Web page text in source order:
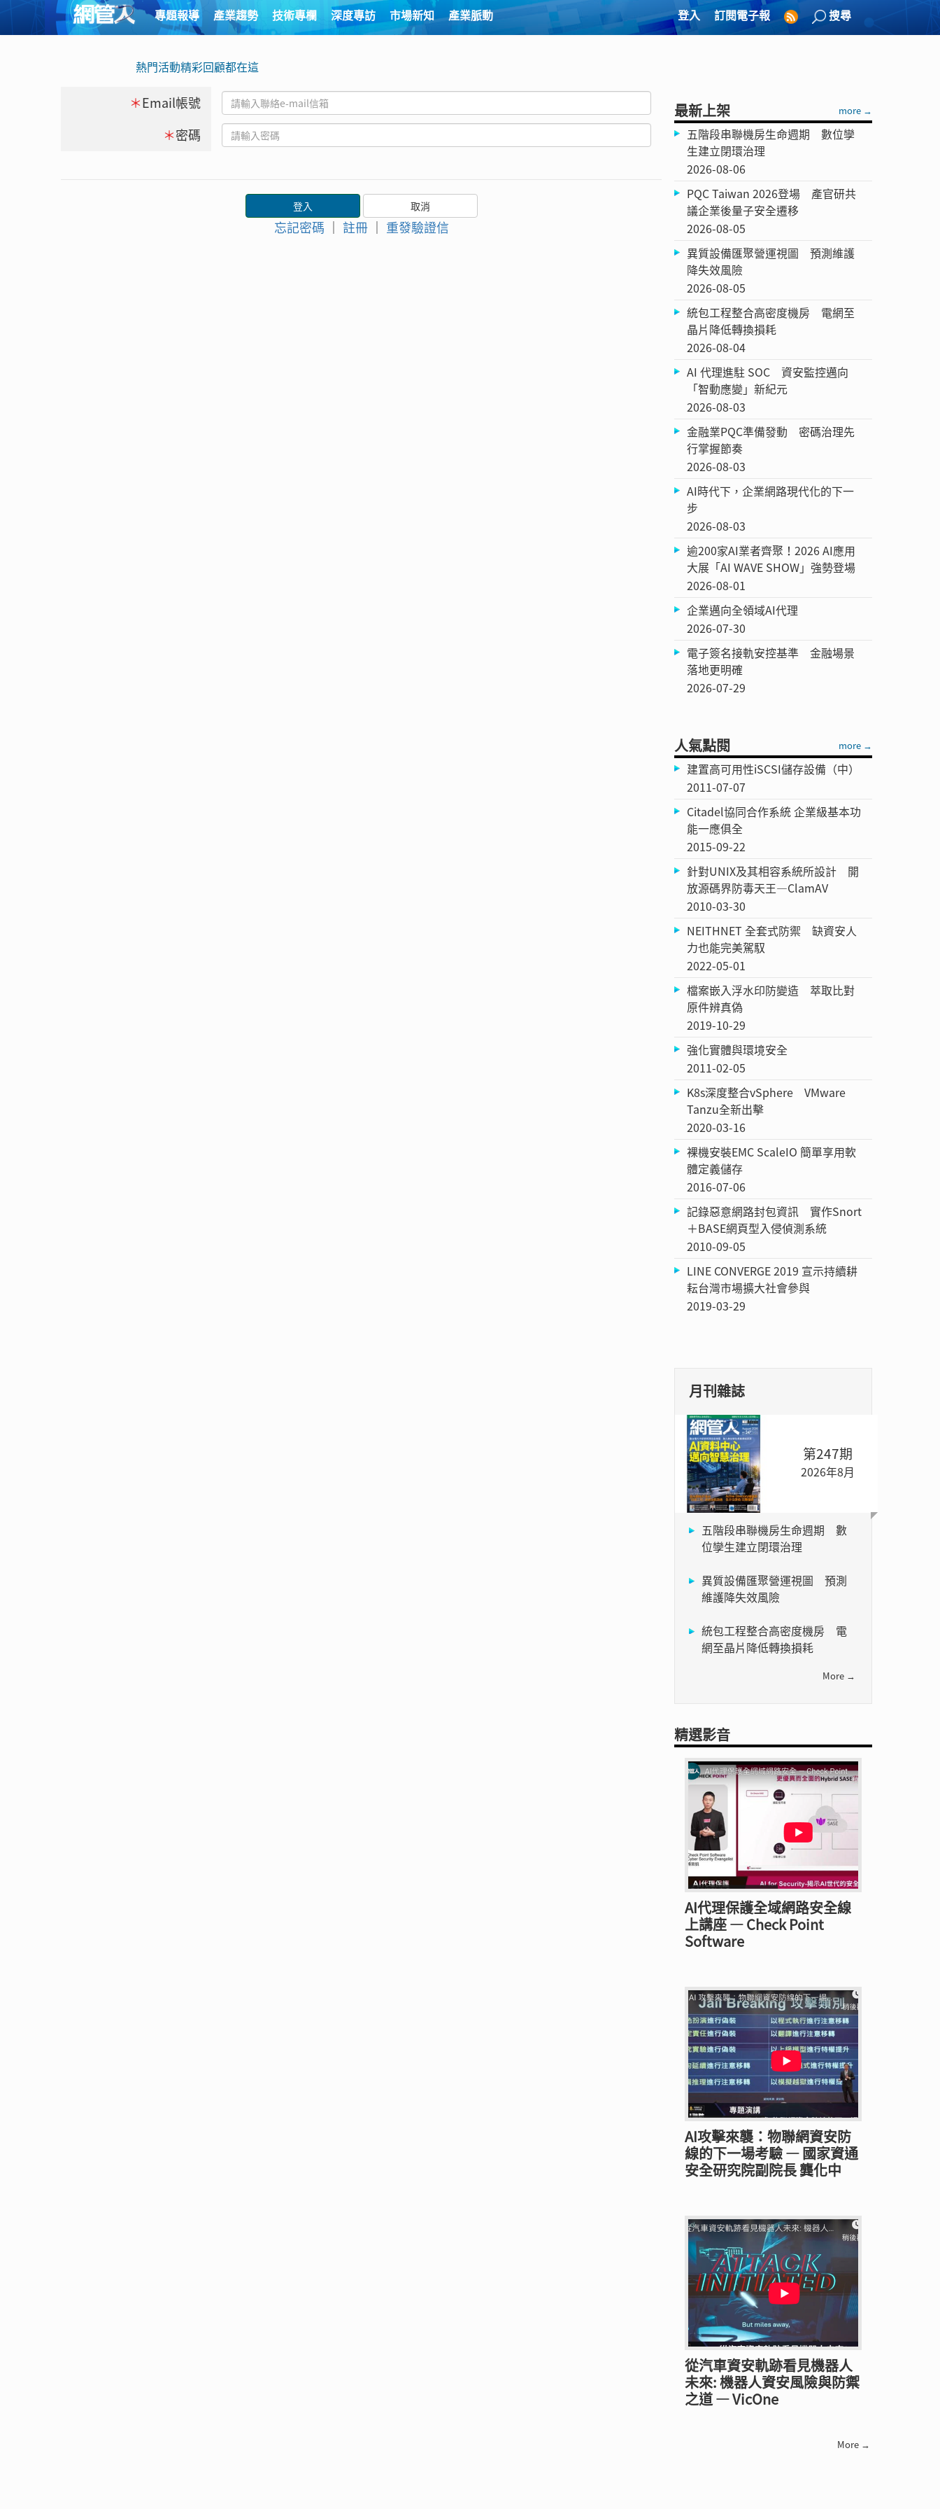
專題報導 產業趨勢 技術專欄 深度專訪 市場新知 產業脈動 登入 訂閱電子報 搜尋
熱門活動精彩回顧都在這
＊Email帳號
＊密碼
忘記密碼 ｜ 註冊 ｜ 重發驗證信
最新上架 more →
五階段串聯機房生命週期 數位孿
生建立閉環治理
2026-08-06
PQC Taiwan 2026登場 產官研共
議企業後量子安全遷移
2026-08-05
異質設備匯聚營運視圖 預測維護
降失效風險
2026-08-05
統包工程整合高密度機房 電網至
晶片降低轉換損耗
2026-08-04
AI 代理進駐 SOC 資安監控邁向
「智動應變」新紀元
2026-08-03
金融業PQC準備發動 密碼治理先
行掌握節奏
2026-08-03
AI時代下，企業網路現代化的下一
步
2026-08-03
逾200家AI業者齊聚！2026 AI應用
大展「AI WAVE SHOW」強勢登場
2026-08-01
企業邁向全領域AI代理
2026-07-30
電子簽名接軌安控基準 金融場景
落地更明確
2026-07-29
人氣點閱 more →
建置高可用性iSCSI儲存設備（中）
2011-07-07
Citadel協同合作系統 企業級基本功
能一應俱全
2015-09-22
針對UNIX及其相容系統所設計 開
放源碼界防毒天王—ClamAV
2010-03-30
NEITHNET 全套式防禦 缺資安人
力也能完美駕馭
2022-05-01
檔案嵌入浮水印防變造 萃取比對
原件辨真偽
2019-10-29
強化實體與環境安全
2011-02-05
K8s深度整合vSphere VMware
Tanzu全新出擊
2020-03-16
裸機安裝EMC ScaleIO 簡單享用軟
體定義儲存
2016-07-06
記錄惡意網路封包資訊 實作Snort
＋BASE網頁型入侵偵測系統
2010-09-05
LINE CONVERGE 2019 宣示持續耕
耘台灣市場擴大社會參與
2019-03-29
月刊雜誌
第247期
2026年8月
五階段串聯機房生命週期 數
位孿生建立閉環治理
異質設備匯聚營運視圖 預測
維護降失效風險
統包工程整合高密度機房 電
網至晶片降低轉換損耗
More →
精選影音
AI代理保護全域網路安全線
上講座 — Check Point
Software
AI攻擊來襲：物聯網資安防
線的下一場考驗 — 國家資通
安全研究院副院長 龔化中
從汽車資安軌跡看見機器人
未來: 機器人資安風險與防禦
之道 — VicOne
More →